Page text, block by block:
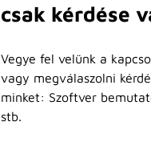
csak kérdése
Vegye fel velünk a
vagy megválaszolni
minket: Szoftver
stb.